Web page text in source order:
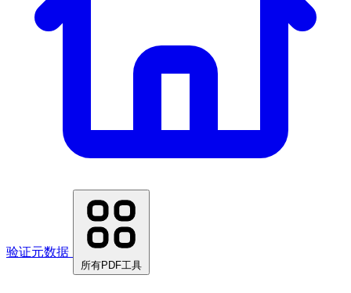
验证元数据
所有PDF工具